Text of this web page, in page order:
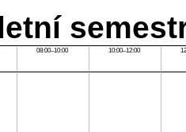
08:00–10:00 10:00–12:00